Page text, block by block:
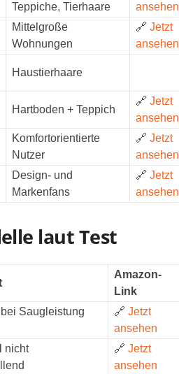
Teppiche, Tierhaare
ansehen
Mittelgroße
Wohnungen
🔗 Jetzt
ansehen
Haustierhaare
Hartboden + Teppich
🔗 Jetzt
ansehen
Komfortorientierte
Nutzer
🔗 Jetzt
ansehen
Design- und
Markenfans
🔗 Jetzt
ansehen
laut Test
Amazon-
Link
Saugleistung
🔗 Jetzt
ansehen
nicht
🔗 Jetzt
ansehen